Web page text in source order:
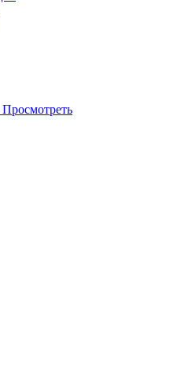
Просмотреть